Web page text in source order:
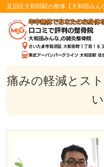
見沼区大和田駅の整体【大和田みん
痛みの軽減とス